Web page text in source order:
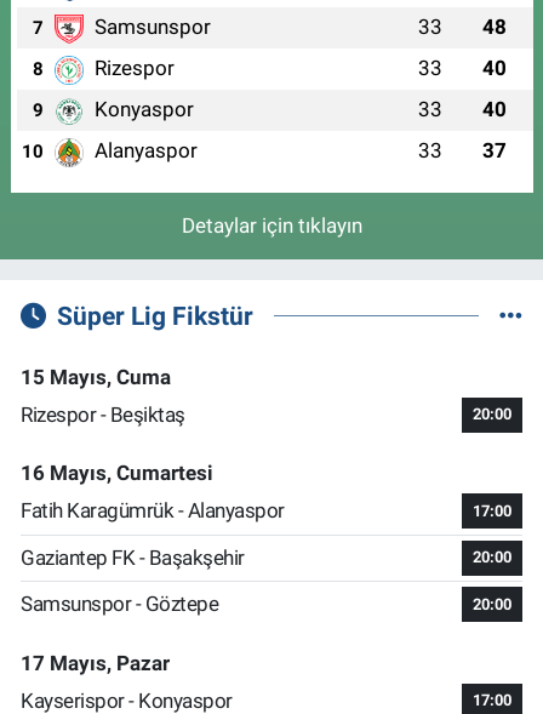
7 Samsunspor 33 48
8 Rizespor 33 40
9 Konyaspor 33 40
10 Alanyaspor 33 37
Detaylar için tıklayın
Süper Lig Fikstür
15 Mayıs, Cuma
Rizespor - Beşiktaş
20:00
16 Mayıs, Cumartesi
Fatih Karagümrük - Alanyaspor
17:00
Gaziantep FK - Başakşehir 20:00
Samsunspor - Göztepe 20:00
17 Mayıs, Pazar
Kayserispor - Konyaspor
17:00